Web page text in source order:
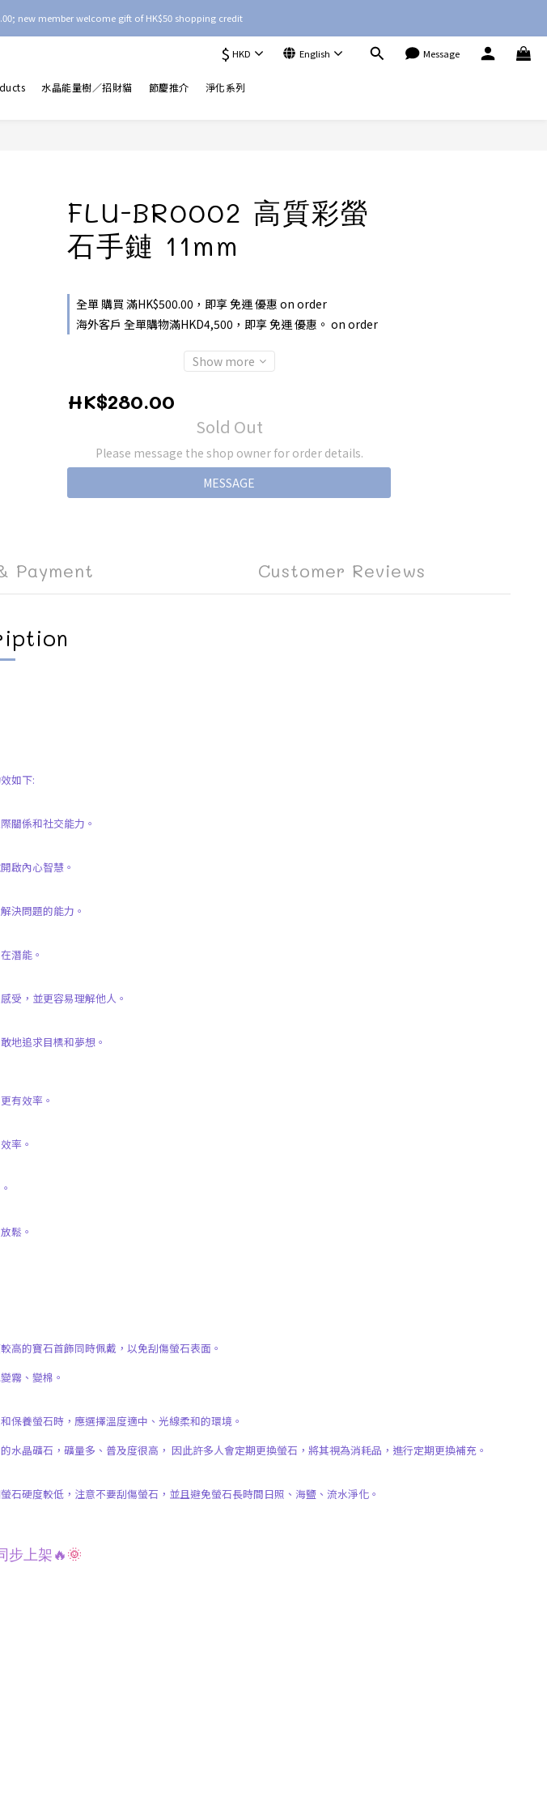
new member welcome gift of HK$50 shopping credit
$ HKD English Message
水晶能量樹／招財貓 節慶推介 淨化系列
FLU-BR0002 高質彩螢
石手鏈 11mm
全單 購買 滿HK$500.00，即享 免運 優惠 on order
海外客戶 全單購物滿HKD4,500，即享 免運 優惠。 on order
Show more
HK$280.00
Sold Out
Please message the shop owner for order details.
MESSAGE
Payment Customer Reviews
如下:
關係和社交能力。
啟內心智慧。
決問題的能力。
潛能。
受，並更容易理解他人。
地追求目標和夢想。
有效率。
率。
鬆。
高的寶石首飾同時佩戴，以免刮傷螢石表面。
霧、變棉。
保養螢石時，應選擇溫度適中、光線柔和的環境。
晶礦石，礦量多、普及度很高， 因此許多人會定期更換螢石，將其視為消耗品，進行定期更換補充。
硬度較低，注意不要刮傷螢石，並且避免螢石長時間日照、海鹽、流水淨化。
步上架🔥🌞